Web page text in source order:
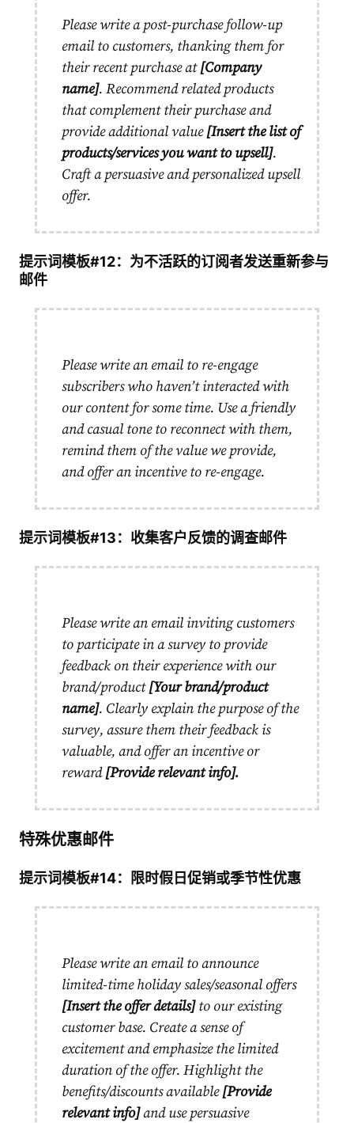
Please write a post-purchase follow-up
email to customers, thanking them for
their recent purchase at[Company
name]. Recommend related products
that complement their purchase and
provide additional value[Insert the list of
products/services you want to upsell].
Craft a persuasive and personalized upsell
offer.
提示词模板#12：为不活跃的订阅者发送重新参与
邮件
Please write an email to re-engage
subscribers who haven’t interacted with
our content for some time. Use a friendly
and casual tone to reconnect with them,
remind them of the value we provide,
and offer an incentive to re-engage.
提示词模板#13：收集客户反馈的调查邮件
Please write an email inviting customers
to participate in a survey to provide
feedback on their experience with our
brand/product[Your brand/product
name]. Clearly explain the purpose of the
survey, assure them their feedback is
valuable, and offer an incentive or
reward[Provide relevant info].
特殊优惠邮件
提示词模板#14：限时假日促销或季节性优惠
Please write an email to announce
limited-time holiday sales/seasonal offers
[Insert the offer details]to our existing
customer base. Create a sense of
excitement and emphasize the limited
duration of the offer. Highlight the
benefits/discounts available[Provide
relevant info]and use persuasive